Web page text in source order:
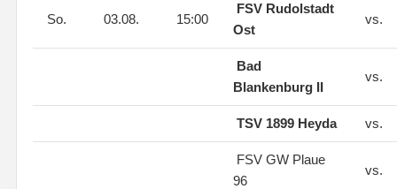
So. 03.08. 15:00
FSV Rudolstadt
Ost
vs.
Bad
Blankenburg II
vs.
TSV 1899 Heyda vs.
FSV GW Plaue
96
vs.